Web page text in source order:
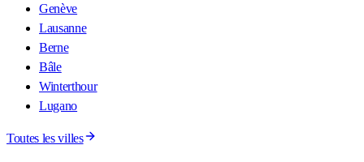
Genève
Lausanne
Berne
Bâle
Winterthour
Lugano
Toutes les villes